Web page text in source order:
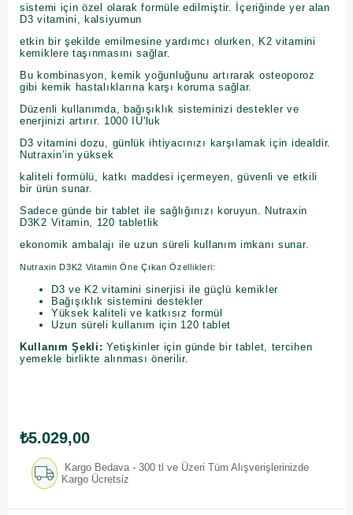
sistemi için özel olarak formüle edilmiştir. İçeriğinde yer alan
D3 vitamini, kalsiyumun
etkin bir şekilde emilmesine yardımcı olurken, K2 vitamini
kemiklere taşınmasını sağlar.
Bu kombinasyon, kemik yoğunluğunu artırarak osteoporoz
gibi kemik hastalıklarına karşı koruma sağlar.
Düzenli kullanımda, bağışıklık sisteminizi destekler ve
enerjinizi artırır. 1000 IU'luk
D3 vitamini dozu, günlük ihtiyacınızı karşılamak için idealdir.
Nutraxin’in yüksek
kaliteli formülü, katkı maddesi içermeyen, güvenli ve etkili
bir ürün sunar.
Sadece günde bir tablet ile sağlığınızı koruyun. Nutraxin
D3K2 Vitamin, 120 tabletlik
ekonomik ambalajı ile uzun süreli kullanım imkanı sunar.
Nutraxin D3K2 Vitamin Öne Çıkan Özellikleri:
D3 ve K2 vitamini sinerjisi ile güçlü kemikler
Bağışıklık sistemini destekler
Yüksek kaliteli ve katkısız formül
Uzun süreli kullanım için 120 tablet
Kullanım Şekli: Yetişkinler için günde bir tablet, tercihen
yemekle birlikte alınması önerilir.
₺5.029,00
Kargo Bedava - 300 tl ve Üzeri Tüm Alışverişlerinizde
Kargo Ücretsiz